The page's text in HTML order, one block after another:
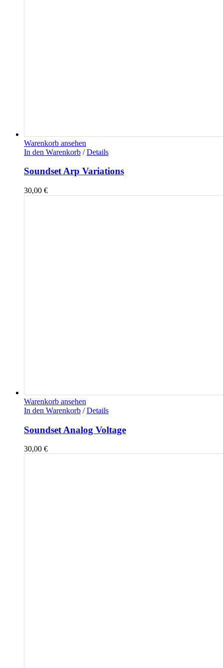
Warenkorb ansehen
In den Warenkorb / Details
Soundset Arp Variations
30,00 €
Warenkorb ansehen
In den Warenkorb / Details
Soundset Analog Voltage
30,00 €